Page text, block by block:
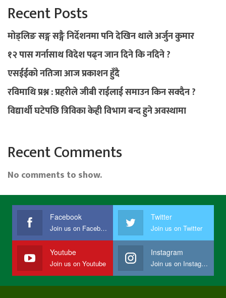
Recent Posts
मोड्लिङ सङ्ग सङ्गै निर्देशनमा पनि देखिन थाले अर्जुन कुमार
१२ पास गर्नासाथ विदेश पढ्न जान दिने कि नदिने ?
एसईईको नतिजा आज प्रकाशन हुँदै
रविमाथि प्रश्न : प्रहरीले जीबी राईलाई समाउन किन सक्दैन ?
विद्यार्थी घटेपछि त्रिविका केही विभाग बन्द हुने अवस्थामा
Recent Comments
No comments to show.
Facebook
Join us on Facebook
Twitter
Join us on Twitter
Youtube
Join us on Youtube
Instagram
Join us on Instagram